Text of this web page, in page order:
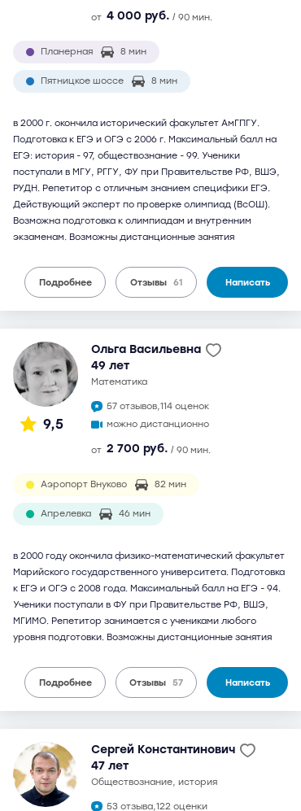
от 4 000 руб. / 90 мин.
Планерная 8 мин
Пятницкое шоссе 8 мин
в 2000 г. окончила исторический факультет АмГПГУ.
Подготовка к ЕГЭ и ОГЭ с 2006 г. Максимальный балл на
ЕГЭ: история - 97, обществознание - 99. Ученики
поступали в МГУ, РГГУ, ФУ при Правительстве РФ, ВШЭ,
РУДН. Репетитор с отличным знанием специфики ЕГЭ.
Действующий эксперт по проверке олимпиад (ВсОШ).
Возможна подготовка к олимпиадам и внутренним
экзаменам. Возможны дистанционные занятия
Подробнее Отзывы 61 Написать
9,5
Ольга Васильевна
49 лет
математика
57 отзывов,114 оценок
можно дистанционно
от 2 700 руб. / 90 мин.
Аэропорт Внуково 82 мин
Апрелевка 46 мин
в 2000 году окончила физико-математический факультет
Марийского государственного университета. Подготовка
к ЕГЭ и ОГЭ с 2008 года. Максимальный балл на ЕГЭ - 94.
Ученики поступали в ФУ при Правительстве РФ, ВШЭ,
МГИМО. Репетитор занимается с учениками любого
уровня подготовки. Возможны дистанционные занятия
Подробнее Отзывы 57 Написать
Сергей Константинович
47 лет
обществознание, история
53 отзыва,122 оценки